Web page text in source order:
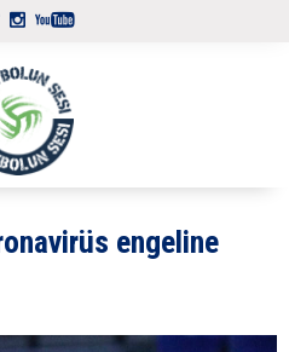
engeline